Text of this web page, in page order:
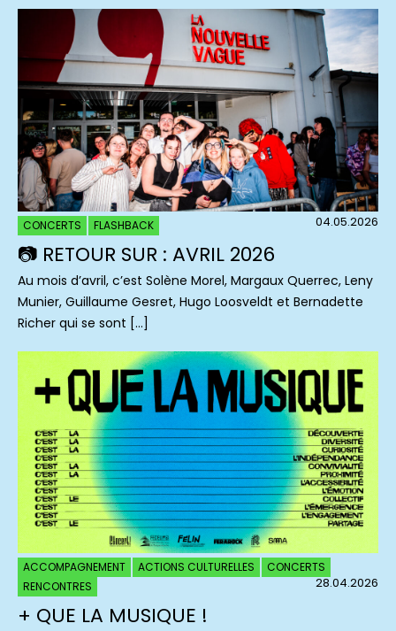
CONCERTS FLASHBACK 04.05.2026
📷 RETOUR SUR : AVRIL 2026
Au mois d’avril, c’est Solène Morel, Margaux Querrec, Leny
Munier, Guillaume Gesret, Hugo Loosveldt et Bernadette
Richer qui se sont […]
ACCOMPAGNEMENT ACTIONS CULTURELLES
CONCERTS
RENCONTRES
28.04.2026
+ QUE LA MUSIQUE !